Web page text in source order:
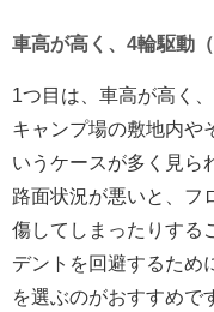
車高が高く、4輪駆動（
1つ目は、車高が高く
キャンプ場の敷地内や
いうケースが多く見ら
路面状況が悪いと、フ
傷してしまったりする
デントを回避するため
を選ぶのがおすすめで